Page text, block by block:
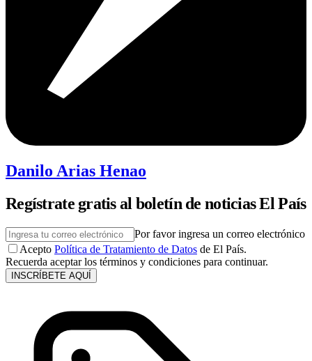
Danilo Arias Henao
Regístrate gratis al boletín de noticias El País
Por favor ingresa un correo electrónico
Acepto Política de Tratamiento de Datos de El País.
Recuerda aceptar los términos y condiciones para continuar.
INSCRÍBETE AQUÍ